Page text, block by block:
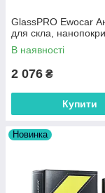
GlassPRO Ewocar
для скла,
В наявності
2 076 ₴
Купити
Новинка